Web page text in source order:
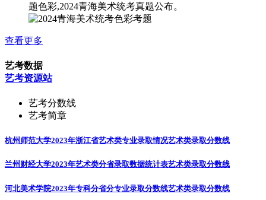
题色彩,2024青海美术统考真题公布。
查看更多
艺考数据
艺考资源站
艺考分数线
艺考简章
杭州师范大学2023年浙江省艺术类专业录取情况艺术类录取分数线
兰州财经大学2023年艺术类分省录取数据统计表艺术类录取分数线
河北美术学院2023年专科分省分专业录取分数线艺术类录取分数线